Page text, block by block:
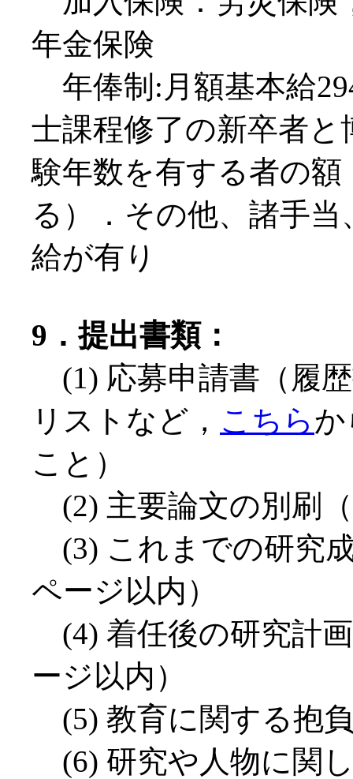
年金保険
年俸制:月額基本給
士課程修了の新卒者と
験年数を有する者の
る）．その他、諸手
給が有り
9．提出書類：
(1) 応募申請書（履
リストなど， こちら
こと）
(2) 主要論文の別刷
(3) これまでの研究
ページ以内）
(4) 着任後の研究計
ージ以内）
(5) 教育に関する抱
(6) 研究や人物に関